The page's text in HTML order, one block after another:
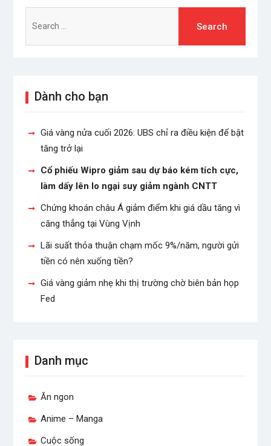
for:
Dành cho bạn
Giá vàng nửa cuối 2026: UBS chỉ ra điều kiện để bật
tăng trở lại
Cổ phiếu Wipro giảm sau dự báo kém tích cực,
làm dấy lên lo ngại suy giảm ngành CNTT
Chứng khoán châu Á giảm điểm khi giá dầu tăng vì
căng thẳng tại Vùng Vịnh
Lãi suất thỏa thuận chạm mốc 9%/năm, người gửi
tiền có nên xuống tiền?
Giá vàng giảm nhẹ khi thị trường chờ biên bản họp
Fed
Danh mục
Ăn ngon
Anime – Manga
Cuộc sống